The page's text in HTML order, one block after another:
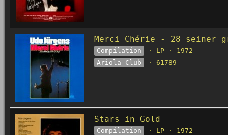
Merci Chérie - 28 seiner
Compilation
· LP · 1972
Ariola Club
· 61789
Stars in Gold
Compilation
· LP · 1972